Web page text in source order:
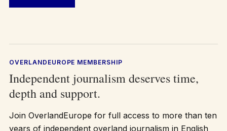
OVERLANDEUROPE MEMBERSHIP
Independent journalism deserves time,
depth and support.
Join OverlandEurope for full access to more than ten
years of independent overland journalism in English